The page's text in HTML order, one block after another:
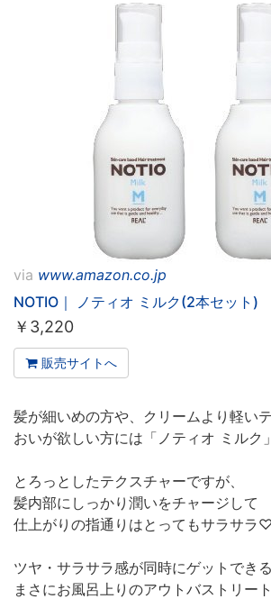
via www.amazon.co.jp
NOTIO｜ ノティオ ミルク(2本セット)
￥ 3,220
販売サイトへ
髪が細いめの方や、クリームより軽い
おいが欲しい方には「ノティオ ミルク
とろっとしたテクスチャーですが、
髪内部にしっかり潤いをチャージして
仕上がりの指通りはとってもサラサラ♡
ツヤ・サラサラ感が同時にゲットできる
まさにお風呂上りのアウトバストリー